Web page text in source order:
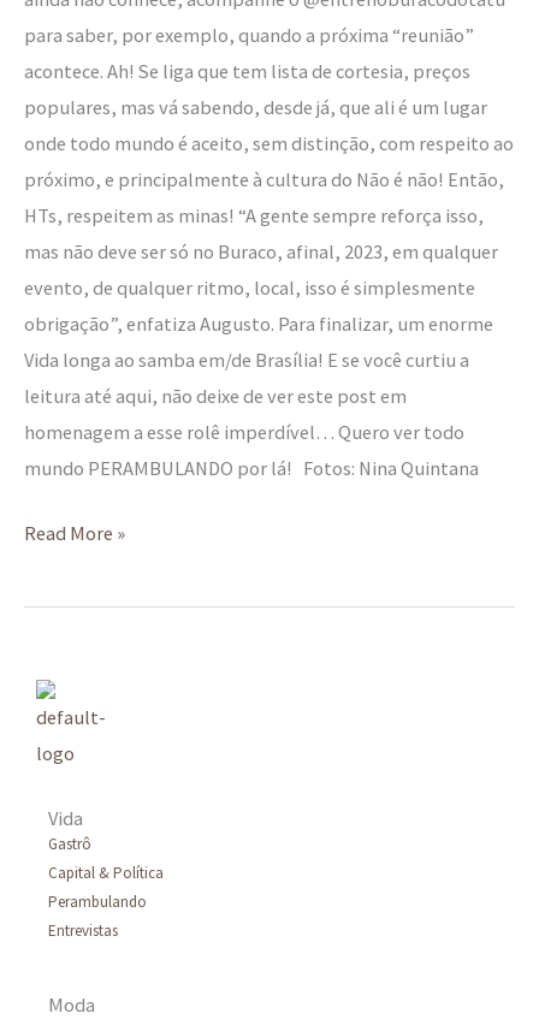
para saber, por exemplo, quando a próxima “reunião”
acontece. Ah! Se liga que tem lista de cortesia, preços
populares, mas vá sabendo, desde já, que ali é um lugar
onde todo mundo é aceito, sem distinção, com respeito ao
próximo, e principalmente à cultura do Não é não! Então,
HTs, respeitem as minas! “A gente sempre reforça isso,
mas não deve ser só no Buraco, afinal, 2023, em qualquer
evento, de qualquer ritmo, local, isso é simplesmente
obrigação”, enfatiza Augusto. Para finalizar, um enorme
Vida longa ao samba em/de Brasília! E se você curtiu a
leitura até aqui, não deixe de ver este post em
homenagem a esse rolê imperdível… Quero ver todo
mundo PERAMBULANDO por lá! Fotos: Nina Quintana
Read More »
Vida
Gastrô
Capital & Política
Perambulando
Entrevistas
Moda